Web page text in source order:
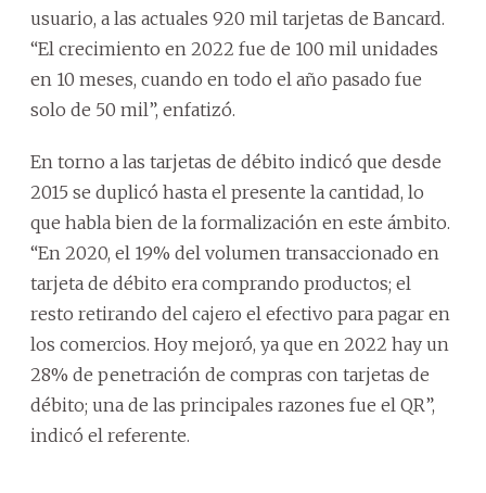
usuario, a las actuales 920 mil tarjetas de Bancard.
“El crecimiento en 2022 fue de 100 mil unidades
en 10 meses, cuando en todo el año pasado fue
solo de 50 mil”, enfatizó.
En torno a las tarjetas de débito indicó que desde
2015 se duplicó hasta el presente la cantidad, lo
que habla bien de la formalización en este ámbito.
“En 2020, el 19% del volumen transaccionado en
tarjeta de débito era comprando productos; el
resto retirando del cajero el efectivo para pagar en
los comercios. Hoy mejoró, ya que en 2022 hay un
28% de penetración de compras con tarjetas de
débito; una de las principales razones fue el QR”,
indicó el referente.